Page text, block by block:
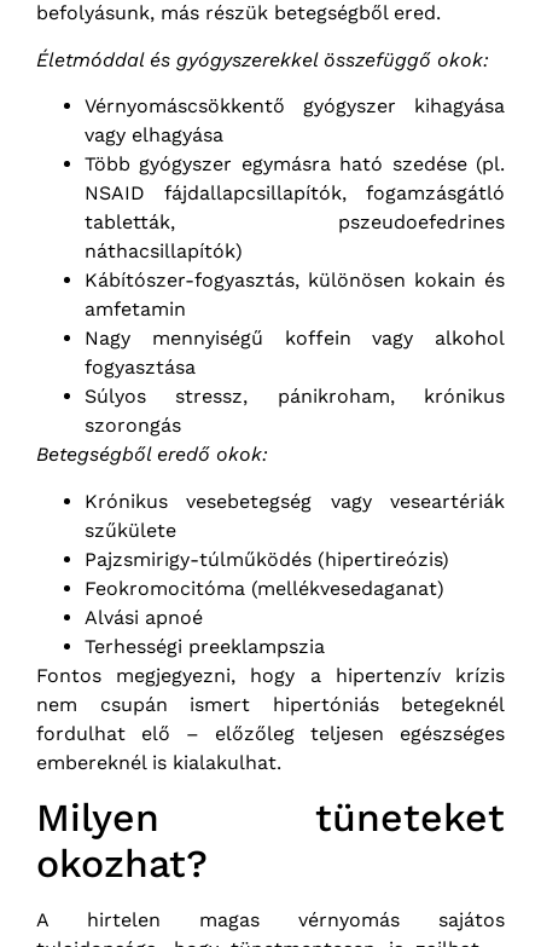
befolyásunk, más részük betegségből ered.
Életmóddal és gyógyszerekkel összefüggő okok:
Vérnyomáscsökkentő gyógyszer kihagyása
vagy elhagyása
Több gyógyszer egymásra ható szedése (pl.
NSAID fájdallapcsillapítók, fogamzásgátló
tabletták, pszeudoefedrines
náthacsillapítók)
Kábítószer-fogyasztás, különösen kokain és
amfetamin
Nagy mennyiségű koffein vagy alkohol
fogyasztása
Súlyos stressz, pánikroham, krónikus
szorongás
Betegségből eredő okok:
Krónikus vesebetegség vagy veseartériák
szűkülete
Pajzsmirigy-túlműködés (hipertireózis)
Feokromocitóma (mellékvesedaganat)
Alvási apnoé
Terhességi preeklampszia
Fontos megjegyezni, hogy a hipertenzív krízis
nem csupán ismert hipertóniás betegeknél
fordulhat elő – előzőleg teljesen egészséges
embereknél is kialakulhat.
Milyen tüneteket
okozhat?
A hirtelen magas vérnyomás sajátos